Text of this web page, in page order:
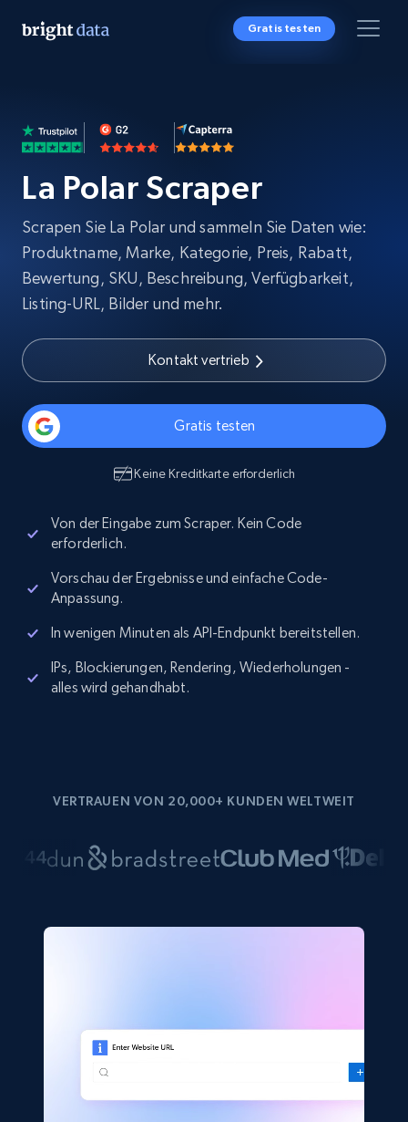
Gratis testen
La Polar Scraper
Scrapen Sie La Polar und sammeln Sie Daten wie:
Produktname, Marke, Kategorie, Preis, Rabatt,
Bewertung, SKU, Beschreibung, Verfügbarkeit,
Listing-URL, Bilder und mehr.
Kontakt vertrieb
Gratis testen
Keine Kreditkarte erforderlich
Von der Eingabe zum Scraper. Kein Code
erforderlich.
Vorschau der Ergebnisse und einfache Code-
Anpassung.
In wenigen Minuten als API-Endpunkt bereitstellen.
IPs, Blockierungen, Rendering, Wiederholungen -
alles wird gehandhabt.
VERTRAUEN VON 20,000+ KUNDEN WELTWEIT